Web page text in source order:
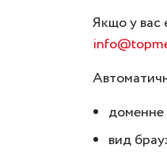
Якщо у вас
доменне
вид